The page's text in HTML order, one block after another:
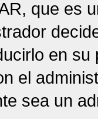
que
en
el
sea un